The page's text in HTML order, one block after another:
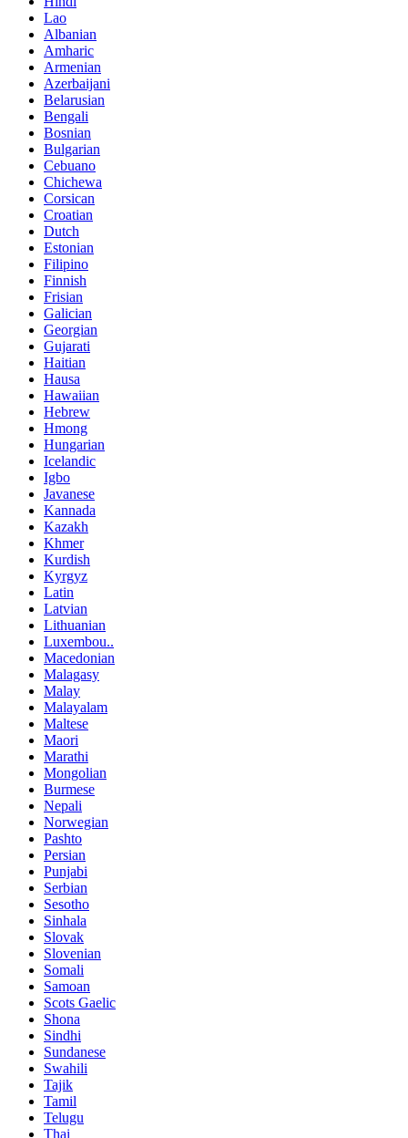
Lao
Albanian
Amharic
Armenian
Azerbaijani
Belarusian
Bengali
Bosnian
Bulgarian
Cebuano
Chichewa
Corsican
Croatian
Dutch
Estonian
Filipino
Finnish
Frisian
Galician
Georgian
Gujarati
Haitian
Hausa
Hawaiian
Hebrew
Hmong
Hungarian
Icelandic
Igbo
Javanese
Kannada
Kazakh
Khmer
Kurdish
Kyrgyz
Latin
Latvian
Lithuanian
Luxembou..
Macedonian
Malagasy
Malay
Malayalam
Maltese
Maori
Marathi
Mongolian
Burmese
Nepali
Norwegian
Pashto
Persian
Punjabi
Serbian
Sesotho
Sinhala
Slovak
Slovenian
Somali
Samoan
Scots Gaelic
Shona
Sindhi
Sundanese
Swahili
Tajik
Tamil
Telugu
Thai